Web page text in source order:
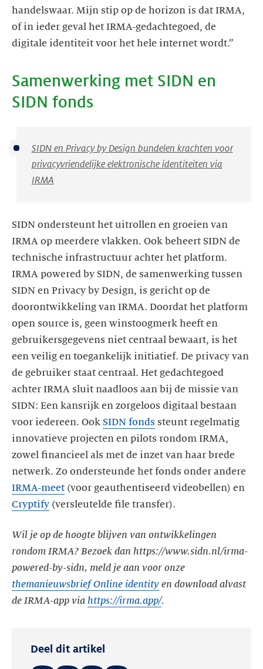
handelswaar. Mijn stip op de horizon is dat IRMA,
of in ieder geval het IRMA-gedachtegoed, de
Samenwerking met SIDN en
SIDN fonds
SIDN en Privacy by Design bundelen krachten voor
privacyvriendelijke elektronische identiteiten via
IRMA
SIDN ondersteunt het uitrollen en groeien van
IRMA op meerdere vlakken. Ook beheert SIDN de
technische infrastructuur achter het platform.
IRMA powered by SIDN, de samenwerking tussen
SIDN en Privacy by Design, is gericht op de
doorontwikkeling van IRMA. Doordat het platform
open source is, geen winstoogmerk heeft en
gebruikersgegevens niet centraal bewaart, is het
een veilig en toegankelijk initiatief. De privacy van
de gebruiker staat centraal. Het gedachtegoed
achter IRMA sluit naadloos aan bij de missie van
SIDN: Een kansrijk en zorgeloos digitaal bestaan
voor iedereen. Ook SIDN fonds steunt regelmatig
innovatieve projecten en pilots rondom IRMA,
zowel financieel als met de inzet van haar brede
netwerk. Zo ondersteunde het fonds onder andere
IRMA-meet (voor geauthentiseerd videobellen) en
Cryptify (versleutelde file transfer).
Wil je op de hoogte blijven van ontwikkelingen
rondom IRMA? Bezoek dan https://www.sidn.nl/irma-
powered-by-sidn, meld je aan voor onze
themanieuwsbrief Online identity en download alvast
de IRMA-app via https://irma.app/.
Deel dit artikel